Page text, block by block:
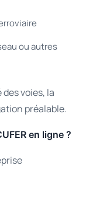
ou autres
voies, la
préalable.
en ligne ?